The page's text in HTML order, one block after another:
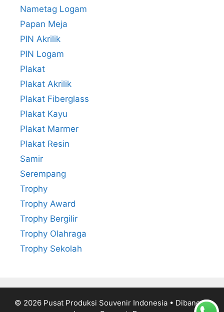
Nametag Logam
Papan Meja
PIN Akrilik
PIN Logam
Plakat
Plakat Akrilik
Plakat Fiberglass
Plakat Kayu
Plakat Marmer
Plakat Resin
Samir
Serempang
Trophy
Trophy Award
Trophy Bergilir
Trophy Olahraga
Trophy Sekolah
© 2026 Pusat Produksi Souvenir Indonesia • Dibangun